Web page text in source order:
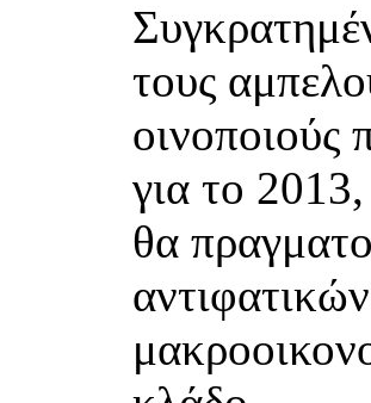
τους
οινοποιούς
για το
θα